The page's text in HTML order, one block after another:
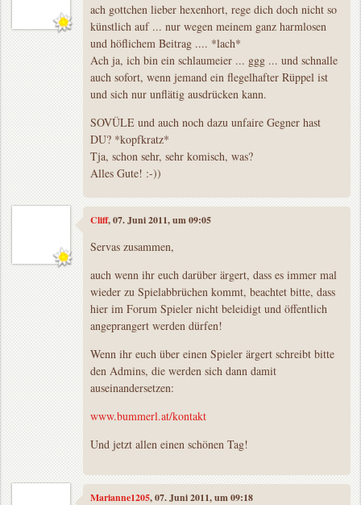
ach gottchen lieber hexenhort, rege dich doch nicht so
künstlich auf ... nur wegen meinem ganz harmlosen
und höflichem Beitrag .... *lach*
Ach ja, ich bin ein schlaumeier ... ggg ... und schnalle
auch sofort, wenn jemand ein flegelhafter Rüppel ist
und sich nur unflätig ausdrücken kann.
SOVÜLE und auch noch dazu unfaire Gegner hast
DU? *kopfkratz*
Tja, schon sehr, sehr komisch, was?
Alles Gute! :-))
Cliff, 07. Juni 2011, um 09:05
Servas zusammen,
auch wenn ihr euch darüber ärgert, dass es immer mal
wieder zu Spielabbrüchen kommt, beachtet bitte, dass
hier im Forum Spieler nicht beleidigt und öffentlich
angeprangert werden dürfen!
Wenn ihr euch über einen Spieler ärgert schreibt bitte
den Admins, die werden sich dann damit
auseinandersetzen:
www.bummerl.at/kontakt
Und jetzt allen einen schönen Tag!
Marianne1205, 07. Juni 2011, um 09:18